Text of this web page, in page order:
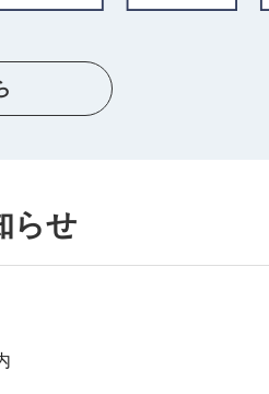
らせ